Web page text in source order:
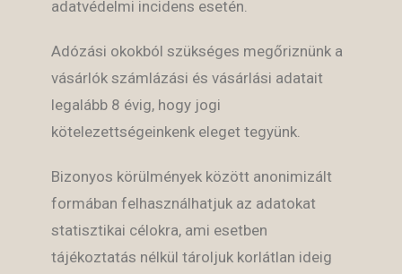
adatvédelmi incidens esetén.
Adózási okokból szükséges megőriznünk a
vásárlók számlázási és vásárlási adatait
legalább 8 évig, hogy jogi
kötelezettségeinkenk eleget tegyünk.
Bizonyos körülmények között anonimizált
formában felhasználhatjuk az adatokat
statisztikai célokra, ami esetben
tájékoztatás nélkül tároljuk korlátlan ideig